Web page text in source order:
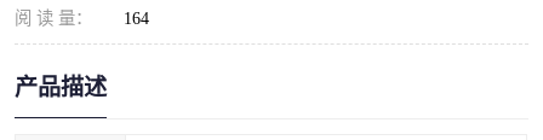
阅 读 量： 164
产品描述